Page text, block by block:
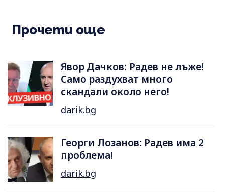
Прочети още
Явор Дачков: Радев не лъже!
Само раздухват много
скандали около него!
darik.bg
Георги Лозанов: Радев има 2
проблема!
darik.bg